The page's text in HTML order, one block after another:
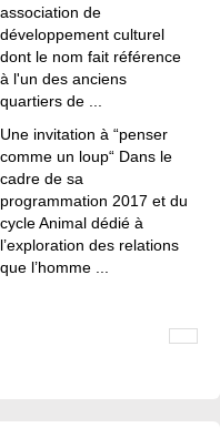
association de
développement culturel
dont le nom fait référence
à l'un des anciens
quartiers de ...
Une invitation à “penser
comme un loup“ Dans le
cadre de sa
programmation 2017 et du
cycle Animal dédié à
l’exploration des relations
que l’homme ...